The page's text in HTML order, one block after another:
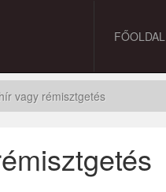
FŐOLDAL
vagy rémisztgetés